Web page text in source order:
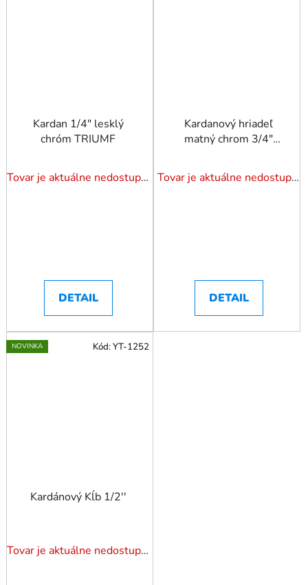
Kardan 1/4" lesklý
chróm TRIUMF
Tovar je aktuálne nedostupný. Dotazuj dostupnosť.
DETAIL
Kardanový hriadeľ
matný chrom 3/4"
Tovar je aktuálne nedostupný. Dotazuj dostupnosť.
DETAIL
NOVINKA
Kardánový Kĺb 1/2''
Tovar je aktuálne nedostupný. Dotazuj dostupnosť.
Kód:YT-1252